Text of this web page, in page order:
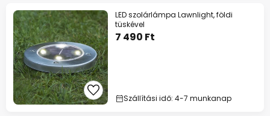
LED szolárlámpa Lawnlight, földi
tüskével
7 490 Ft
Szállítási idő: 4-7 munkanap